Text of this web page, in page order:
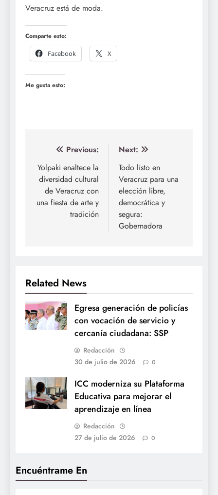
Encuéntrame En
Veracruz está de moda.
Comparte esto:
Facebook
X
Me gusta esto:
Navegación
de
entradas
Previous:
Yolpaki enaltece la
diversidad cultural
de Veracruz con
una fiesta de arte y
tradición
Next:
Todo listo en
Veracruz para una
elección libre,
democrática y
segura:
Gobernadora
Related News
Egresa generación de policías
con vocación de servicio y
cercanía ciudadana: SSP
Redacción
30 de julio de 2026
0
ICC moderniza su Plataforma
Educativa para mejorar el
aprendizaje en línea
Redacción
27 de julio de 2026
0